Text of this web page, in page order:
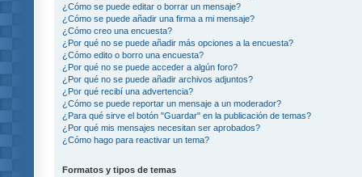
¿Cómo se puede editar o borrar un mensaje?
¿Cómo se puede añadir una firma a mi mensaje?
¿Cómo creo una encuesta?
¿Por qué no se puede añadir más opciones a la encuesta?
¿Cómo edito o borro una encuesta?
¿Por qué no se puede acceder a algún foro?
¿Por qué no se puede añadir archivos adjuntos?
¿Por qué recibí una advertencia?
¿Cómo se puede reportar un mensaje a un moderador?
¿Para qué sirve el botón "Guardar" en la publicación de temas?
¿Por qué mis mensajes necesitan ser aprobados?
¿Cómo hago para reactivar un tema?
Formatos y tipos de temas